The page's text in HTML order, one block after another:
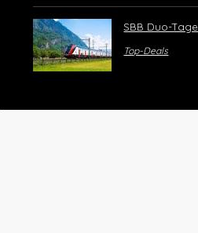
SBB Duo-
Top-Deals